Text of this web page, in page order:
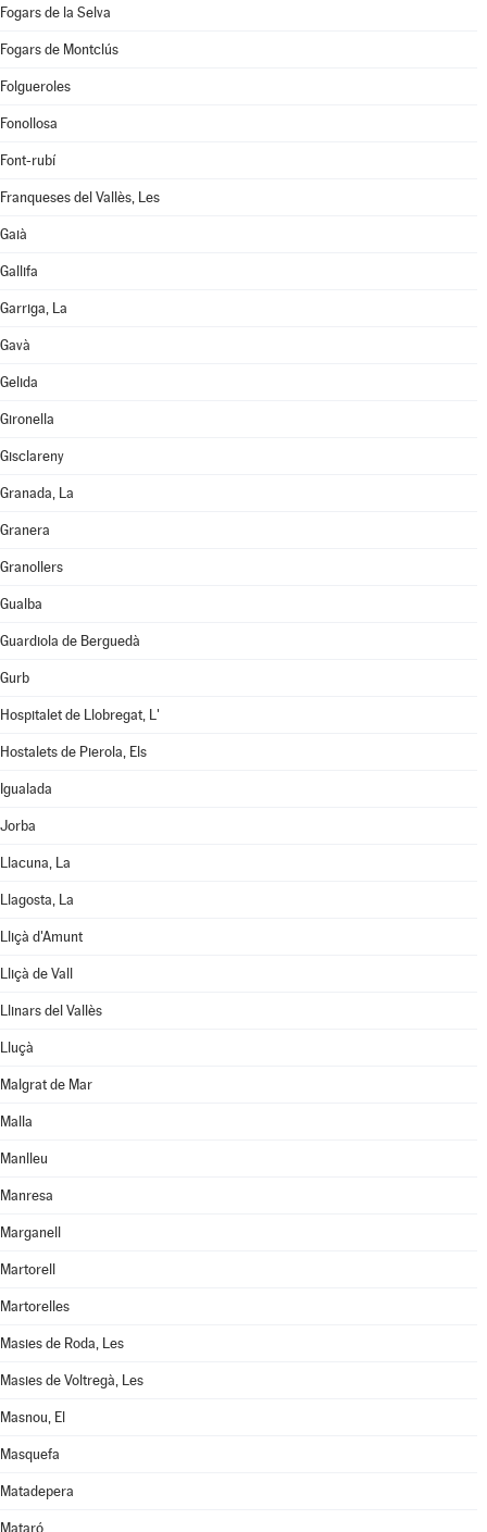
Fogars de la Selva
Fogars de Montclús
Folgueroles
Fonollosa
Font-rubí
Franqueses del Vallès, Les
Gaià
Gallifa
Garriga, La
Gavà
Gelida
Gironella
Gisclareny
Granada, La
Granera
Granollers
Gualba
Guardiola de Berguedà
Gurb
Hospitalet de Llobregat, L'
Hostalets de Pierola, Els
Igualada
Jorba
Llacuna, La
Llagosta, La
Lliçà d'Amunt
Lliçà de Vall
Llinars del Vallès
Lluçà
Malgrat de Mar
Malla
Manlleu
Manresa
Marganell
Martorell
Martorelles
Masies de Roda, Les
Masies de Voltregà, Les
Masnou, El
Masquefa
Matadepera
Mataró